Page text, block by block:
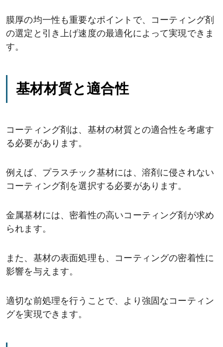
膜厚の均一性も重要なポイントで、コーティング剤
の選定と引き上げ速度の最適化によって実現できま
す。
基材材質と適合性
コーティング剤は、基材の材質との適合性を考慮す
る必要があります。
例えば、プラスチック基材には、溶剤に侵されない
コーティング剤を選択する必要があります。
金属基材には、密着性の高いコーティング剤が求め
られます。
また、基材の表面処理も、コーティングの密着性に
影響を与えます。
適切な前処理を行うことで、より強固なコーティン
グを実現できます。